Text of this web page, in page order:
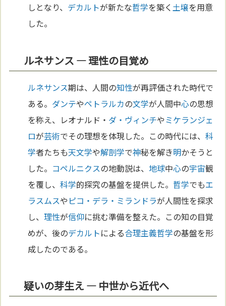
しとなり、 デカルトが新たな哲学を築く 土壌を用意
した。
ルネサンス ― 理性の目覚め
ルネサンス期は、人間の知性が再評価された時代で
ある。 ダンテやペトラルカの文学が人間中心の思想
を称え、レオナルド・ ダ・ヴィンチやミケランジェ
ロが芸術でその理想を体現した。この時代には、科
学者たちも天文学や解剖学で神秘を解き明かそうと
した。 コペルニクスの地動説は、地球中心の宇宙観
を覆し、科学的探究の基盤を提供した。 哲学でもエ
ラスムスや ピコ・デラ・ミランドラが人間性を探求
し、理性が信仰に挑む準備を整えた。この知の目覚
めが、後のデカルトによる合理主義哲学の基盤を形
成したのである。
疑いの芽生え ― 中世から近代へ